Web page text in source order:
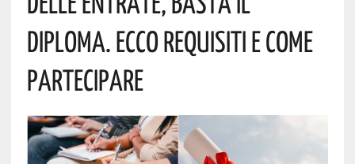
Diploma. Ecco Requisiti E Come
Partecipare